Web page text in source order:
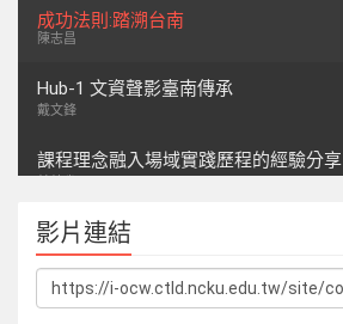
成功法則:踏溯台南
陳志昌
Hub-1 文資聲影臺南傳承
戴文鋒
課程理念融入場域實踐歷程的經驗分享
影片連結